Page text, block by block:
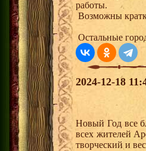
работы.
Возможны
Остальные
2024-12-18
Новый Год все
всех жителей
творческий и